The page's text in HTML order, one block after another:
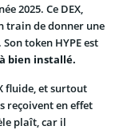
2025. Ce DEX,
train de donner une
token HYPE est
bien installé.
fluide, et surtout
reçoivent en effet
plaît, car il